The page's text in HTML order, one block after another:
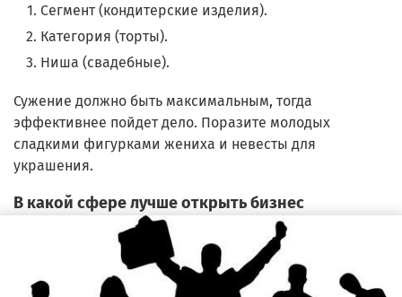
Сегмент (кондитерские изделия).
Категория (торты).
Ниша (свадебные).
Сужение должно быть максимальным, тогда
эффективнее пойдет дело. Поразите молодых
сладкими фигурками жениха и невесты для
украшения.
В какой сфере лучше открыть бизнес